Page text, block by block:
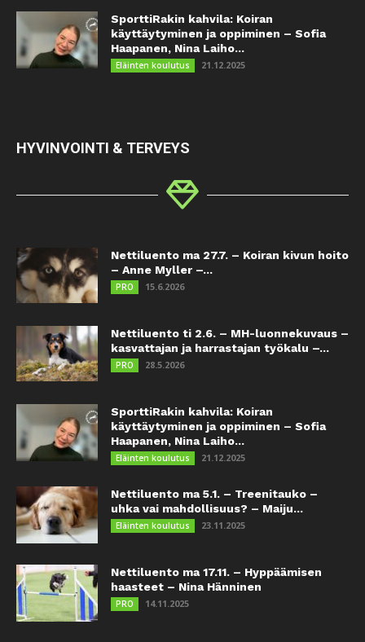
SporttiRakin kahvila: Koiran
käyttäytyminen ja oppiminen – Sofia
Haapanen, Nina Laiho...
Eläinten koulutus 21.12.2025
HYVINVOINTI & TERVEYS
Nettiluento ma 27.7. – Koiran kivun hoito
– Anne Myller –...
PRO 15.6.2026
Nettiluento ti 2.6. – MH-luonnekuvaus –
kasvattajan ja harrastajan työkalu –...
PRO 28.5.2026
SporttiRakin kahvila: Koiran
käyttäytyminen ja oppiminen – Sofia
Haapanen, Nina Laiho...
Eläinten koulutus 21.12.2025
Nettiluento ma 5.1. – Treenitauko –
uhka vai mahdollisuus? – Maiju...
Eläinten koulutus 23.11.2025
Nettiluento ma 17.11. – Hyppäämisen
haasteet – Nina Hänninen
PRO 14.11.2025